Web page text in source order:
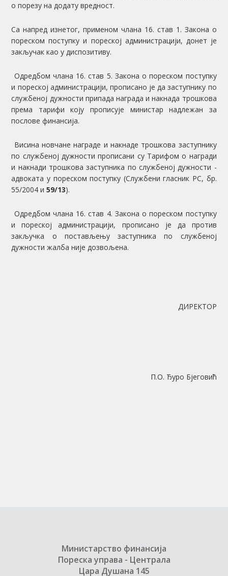
о порезу на додату вредност.
Са напред изнетог, применом члана 16. став 1. Закона о
пореском поступку и пореској администрацији, донет је
закључак као у диспозитиву.
Одредбом члана 16. став 5. Закона о пореском поступку
и пореској администрацији, прописано је да заступнику по
службеној дужности припада награда и накнада трошкова
према тарифи коју прописује министар надлежан за
послове финансија.
Висина новчане награде и накнаде трошкова заступнику
по службеној дужности прописани су Тарифом о награди
и накнади трошкова заступника по службеној дужности -
адвоката у пореском поступку (Службени гласник РС, бр.
55/2004 и59/13).
Одредбом члана 16. став 4. Закона о пореском поступку
и пореској администрацији, прописано је да против
закључка о постављењу заступника по службеној
дужности жалба није дозвољена.
ДИРЕКТОР
П.О. Ђуро Бјеговић
Министарство финансија
Пореска управа - Централа
Цара Душана 145